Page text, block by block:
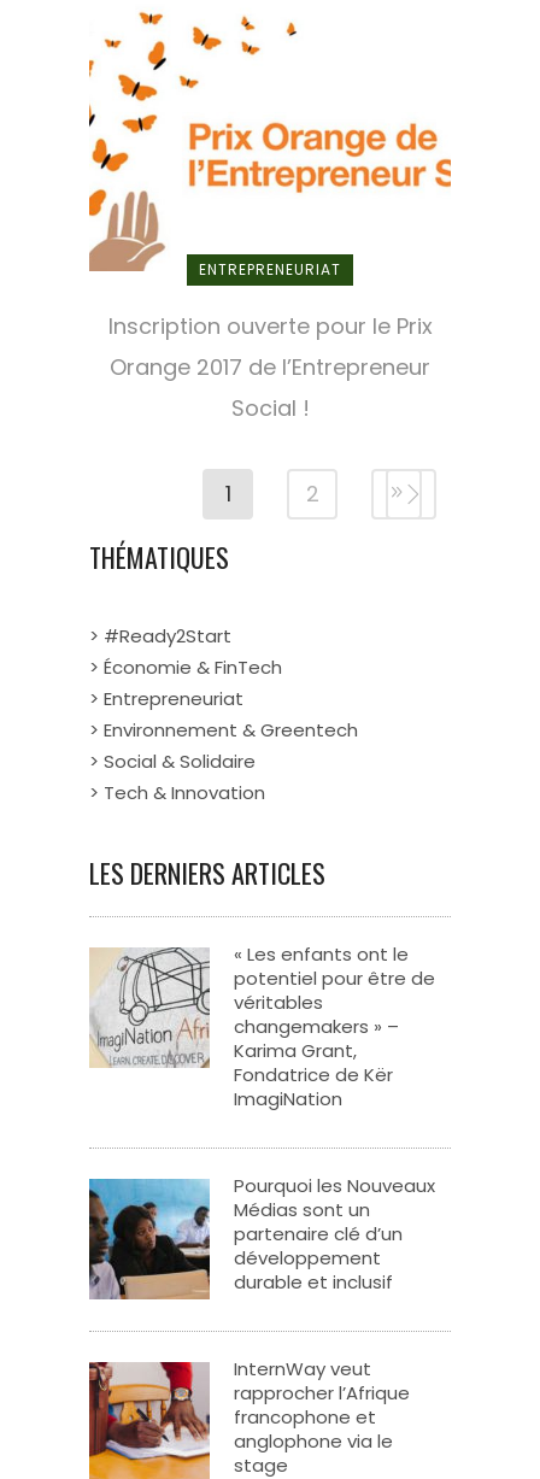
ENTREPRENEURIAT
Inscription ouverte pour le Prix
Orange 2017 de l’Entrepreneur
Social !
1 2
THÉMATIQUES
> #Ready2Start
> Économie & FinTech
> Entrepreneuriat
> Environnement & Greentech
> Social & Solidaire
> Tech & Innovation
LES DERNIERS ARTICLES
« Les enfants ont le
potentiel pour être de
véritables
changemakers » –
Karima Grant,
Fondatrice de Kër
ImagiNation
Pourquoi les Nouveaux
Médias sont un
partenaire clé d’un
développement
durable et inclusif
InternWay veut
rapprocher l’Afrique
francophone et
anglophone via le
stage